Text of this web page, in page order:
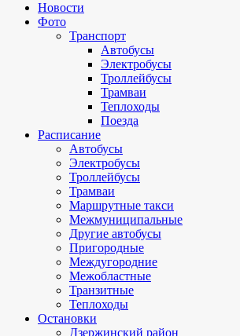
Новости
Фото
Транспорт
Автобусы
Электробусы
Троллейбусы
Трамваи
Теплоходы
Поезда
Расписание
Автобусы
Электробусы
Троллейбусы
Трамваи
Маршрутные такси
Межмуниципальные
Другие автобусы
Пригородные
Междугородние
Межобластные
Транзитные
Теплоходы
Остановки
Дзержинский район